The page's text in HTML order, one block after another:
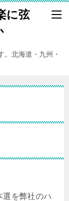
に弦
。北海道・九州・
選を弊社のハ